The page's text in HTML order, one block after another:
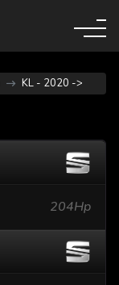
KL - 2020 ->
204Hp